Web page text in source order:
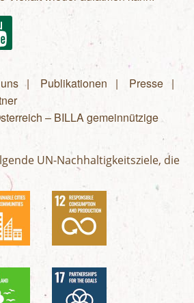
Publikationen
Presse
– BILLA gemeinnützige
UN-Nachhaltigkeitsziele, die